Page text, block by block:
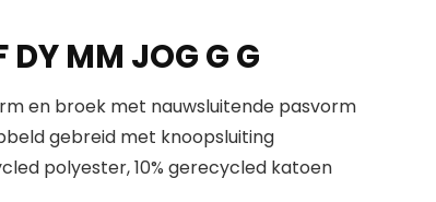
MM JOG G G
en broek met nauwsluitende pasvorm
gebreid met knoopsluiting
polyester, 10% gerecycled katoen